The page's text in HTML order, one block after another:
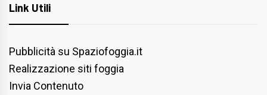
Link Utili
Pubblicità su Spaziofoggia.it
Realizzazione siti foggia
Invia Contenuto